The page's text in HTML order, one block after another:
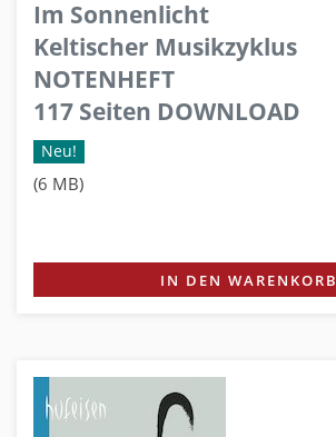
Im Sonnenlicht
Keltischer Musikzyklus
NOTENHEFT
117 Seiten DOWNLOAD
Neu!
(6 MB)
IN DEN WARENKORB